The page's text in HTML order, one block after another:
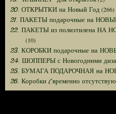
20. ОТКРЫТКИ на Новый Год (266)
21. ПАКЕТЫ подарочные на
22. ПАКЕТЫ из полиэтилена НА
(10)
23. КОРОБКИ подарочные на
24. ШОППЕРЫ с Новогодними
25. БУМАГА ПОДАРОЧНАЯ на
26. Коробки (временно